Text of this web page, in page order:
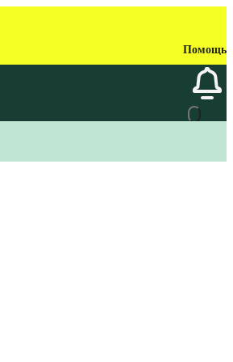
Помощь